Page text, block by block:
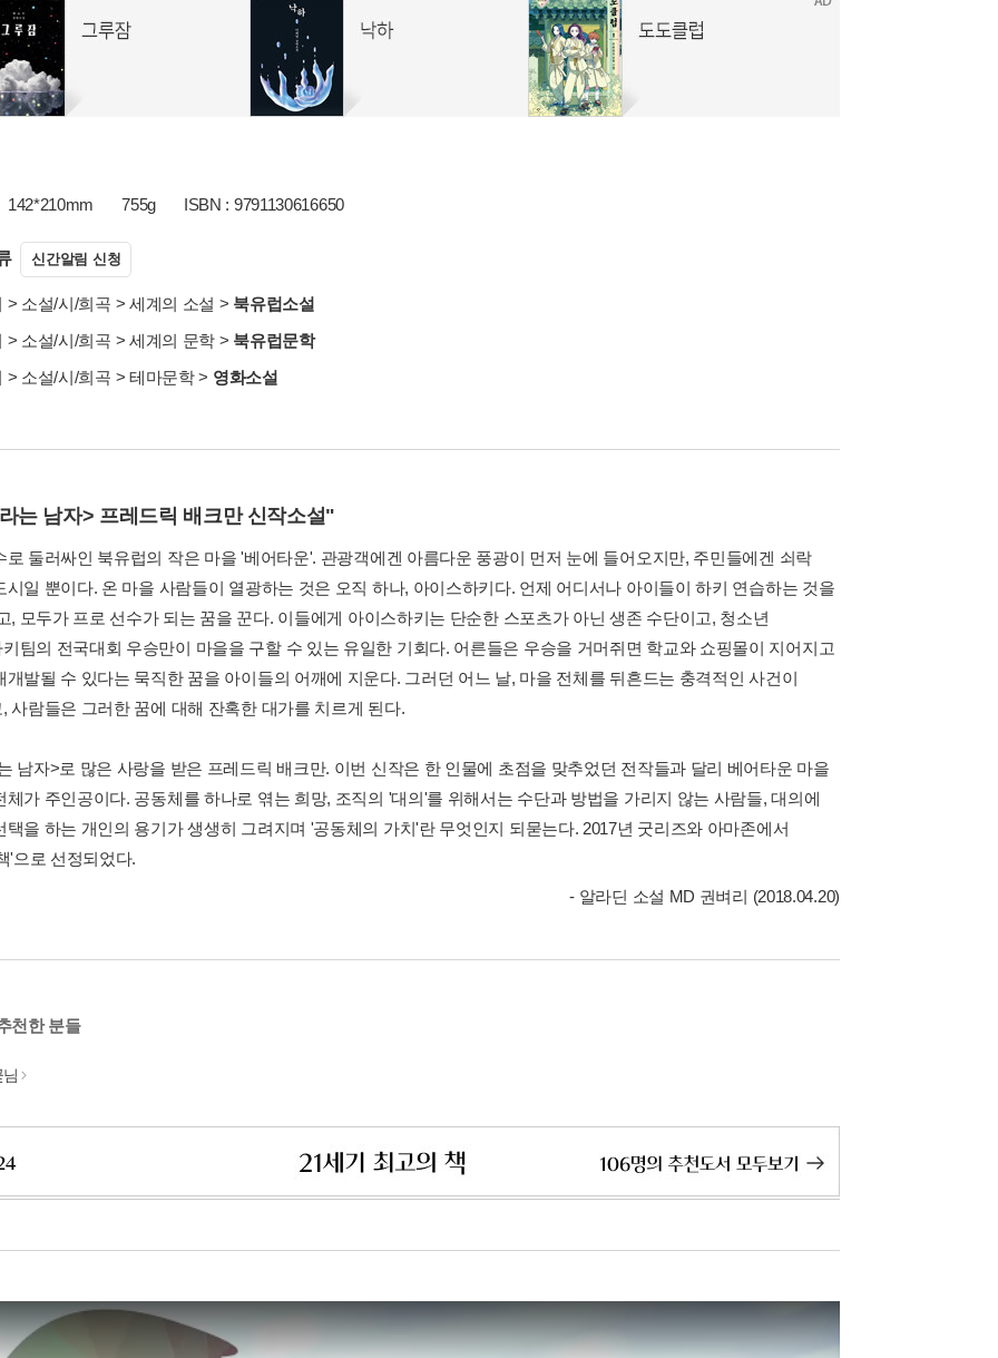
142*210mm 755g ISBN : 9791130616650
신간알림 신청
> 소설/시/희곡 > 세계의 소설 > 북유럽소설
> 소설/시/희곡 > 세계의 문학 > 북유럽문학
> 소설/시/희곡 > 테마문학> 영화소설
는 남자> 프레드릭 배크만 신작소설"
로 둘러싸인 북유럽의 작은 마을 '베어타운'. 관광객에겐 아름다운 풍광이 먼저 눈에 들어오지만, 주민들에겐 쇠락
시일 뿐이다. 온 마을 사람들이 열광하는 것은 오직 하나, 아이스하키다. 언제 어디서나 아이들이 하키 연습하는 것을
, 모두가 프로 선수가 되는 꿈을 꾼다. 이들에게 아이스하키는 단순한 스포츠가 아닌 생존 수단이고, 청소년
팀의 전국대회 우승만이 마을을 구할 수 있는 유일한 기회다. 어른들은 우승을 거머쥐면 학교와 쇼핑몰이 지어지고
개발될 수 있다는 묵직한 꿈을 아이들의 어깨에 지운다. 그러던 어느 날, 마을 전체를 뒤흔드는 충격적인 사건이
사람들은 그러한 꿈에 대해 잔혹한 대가를 치르게 된다.
남자>로 많은 사랑을 받은 프레드릭 배크만. 이번 신작은 한 인물에 초점을 맞추었던 전작들과 달리 베어타운 마을
체가 주인공이다. 공동체를 하나로 엮는 희망, 조직의 '대의'를 위해서는 수단과 방법을 가리지 않는 사람들, 대의에
택을 하는 개인의 용기가 생생히 그려지며 '공동체의 가치'란 무엇인지 되묻는다. 2017년 굿리즈와 아마존에서
'으로 선정되었다.
- 알라딘 소설 MD 권벼리 (2018.04.20)
천한 분들